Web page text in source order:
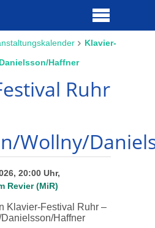
Klavier-
Haffner
Ruhr
Wollny/
20:00 Uhr,
Revier (MiR)